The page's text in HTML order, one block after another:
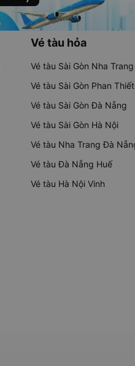
Vé tàu hỏa
Vé tàu Sài Gòn Nha Trang
Vé tàu Sài Gòn Phan Thiết
Vé tàu Sài Gòn Đà Nẵng
Vé tàu Sài Gòn Hà Nội
Vé tàu Nha Trang Đà
Vé tàu Đà Nẵng Huế
Vé tàu Hà Nội Vinh